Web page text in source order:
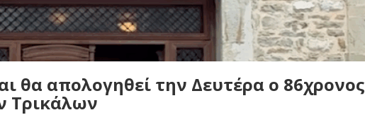
θα απολογηθεί την Δευτέρα ο 86χρονος
Τρικάλων